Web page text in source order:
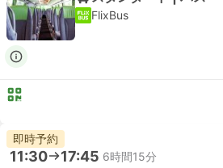
FlixBus
即時予約
11:30 17:45 6時間15分